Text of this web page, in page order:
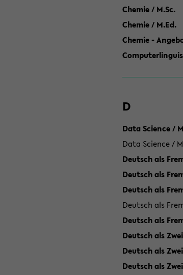
Chemie / M.Sc.
Chemie / M.Ed.
Chemie -
D
Data Science /
Data Science /
Deutsch als
Deutsch als
Deutsch als
Deutsch als
Deutsch als
Deutsch als
Deutsch als
Deutsch als